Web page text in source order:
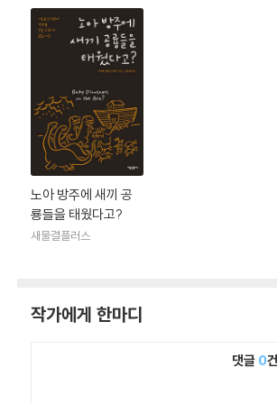
노아 방주에 새끼 공
룡들을 태웠다고?
새물결플러스
작가에게 한마디
댓글 0